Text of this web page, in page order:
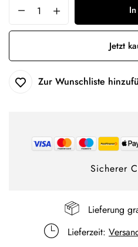
Jetzt
Zur Wunschliste
Sicherer
Lieferung
Lieferzeit: